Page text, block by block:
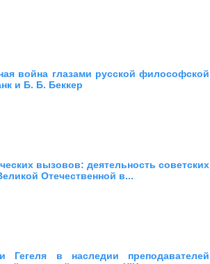
война глазами русской философской
и Б. Б. Беккер
вызовов: деятельность советских
Отечественной в...
Гегеля в наследии преподавателей